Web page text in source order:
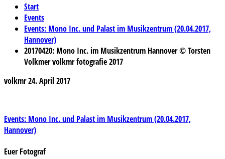
Start
Events
Events: Mono Inc. und Palast im Musikzentrum (20.04.2017,
Hannover)
20170420: Mono Inc. im Musikzentrum Hannover © Torsten
Volkmer volkmr fotografie 2017
volkmr24. April 2017
Beitragsnavigation
Events: Mono Inc. und Palast im Musikzentrum (20.04.2017,
Hannover)
Euer Fotograf